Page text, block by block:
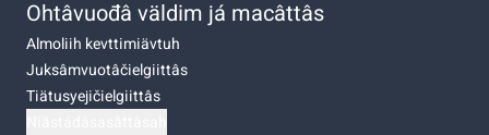
Ohtâvuođâ väldim já macâttâs
Almoliih kevttimiävtuh
Juksâmvuotâčielgiittâs
Tiätusyejičielgiittâs